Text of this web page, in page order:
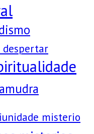
despertar
misterio